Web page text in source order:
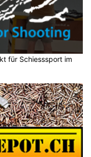
für Schiesssport im